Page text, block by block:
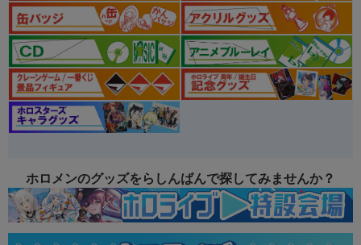
ホロメンのグッズをらしんばんで探してみませんか？